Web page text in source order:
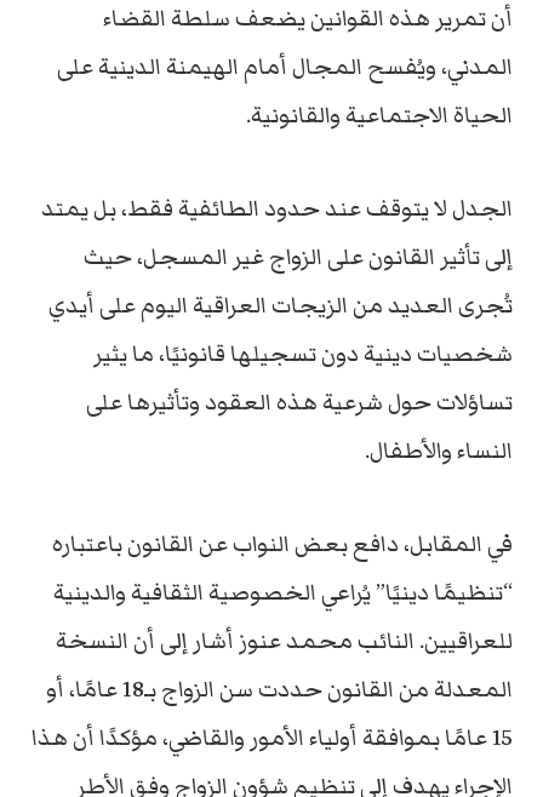
أن تمرير هذه القوانين يضعف سلطة القضاء
المدني، ويُفسح المجال أمام الهيمنة الدينية على
الحياة الاجتماعية والقانونية.
الجدل لا يتوقف عند حدود الطائفية فقط، بل يمتد
إلى تأثير القانون على الزواج غير المسجل، حيث
تُجرى العديد من الزيجات العراقية اليوم على أيدي
شخصيات دينية دون تسجيلها قانونيًا، ما يثير
تساؤلات حول شرعية هذه العقود وتأثيرها على
النساء والأطفال.
في المقابل، دافع بعض النواب عن القانون باعتباره
“تنظيمًا دينيًا” يُراعي الخصوصية الثقافية والدينية
للعراقيين. النائب محمد عنوز أشار إلى أن النسخة
المعدلة من القانون حددت سن الزواج بـ18 عامًا، أو
15 عامًا بموافقة أولياء الأمور والقاضي، مؤكدًا أن هذا
الإجراء يهدف إلى تنظيم شؤون الزواج وفق الأطر